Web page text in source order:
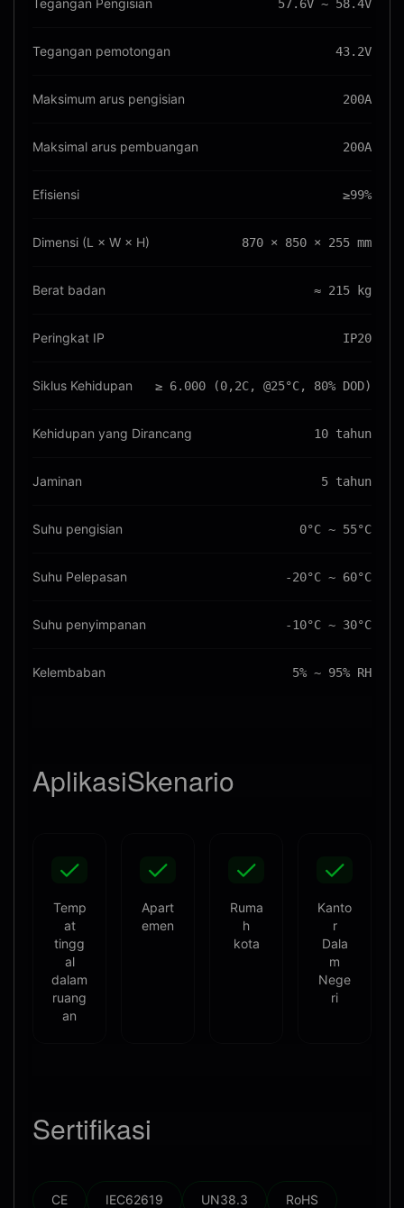
Tegangan Pengisian 57.6V ~ 58.4V
Tegangan pemotongan 43.2V
Maksimum arus pengisian 200A
Maksimal arus pembuangan 200A
Efisiensi ≥99%
Dimensi (L × W × H) 870 × 850 × 255 mm
Berat badan ≈ 215 kg
Peringkat IP IP20
Siklus Kehidupan ≥ 6.000 (0,2C, @25°C, 80% DOD)
Kehidupan yang Dirancang 10 tahun
Jaminan 5 tahun
Suhu pengisian 0°C ~ 55°C
Suhu Pelepasan -20°C ~ 60°C
Suhu penyimpanan -10°C ~ 30°C
Kelembaban 5% ~ 95% RH
AplikasiSkenario
Temp
at
tingg
al
dalam
ruang
an
Apart
emen
Ruma
h
kota
Kanto
r
Dala
m
Nege
ri
Sertifikasi
CE IEC62619 UN38.3 RoHS